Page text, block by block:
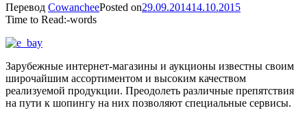
Перевод CowancheePosted on29.09.201414.10.2015
Time to Read:-words
Зарубежные интернет-магазины и аукционы известны своим
широчайшим ассортиментом и высоким качеством
реализуемой продукции. Преодолеть различные препятствия
на пути к шопингу на них позволяют специальные сервисы.